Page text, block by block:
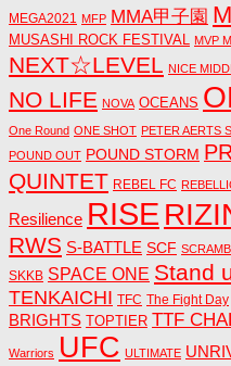
MEGA2021 MFP MMA甲子園
MUSASHI ROCK FESTIVAL MVP
NEXT☆LEVEL NICE
NO LIFE NOVA OCEANS
One Round ONE SHOT PETER AERTS
POUND OUT POUND STORM PR
QUINTET REBEL FC
Resilience RISE
RWS S-BATTLE SCF
SKKB SPACE ONE Stand
TENKAICHI TFC The Fight Day
BRIGHTS TOPTIER TTF
Warriors UFC ULTIMATE